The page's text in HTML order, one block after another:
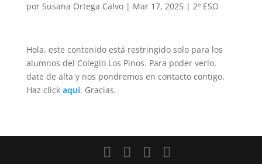
por Susana Ortega Calvo| Mar 17, 2025| 2º ESO
Hola, este contenido está restringido solo para los
alumnos del Colegio Los Pinos. Para poder verlo,
date de alta y nos pondremos en contacto contigo.
Haz click aquí. Gracias.